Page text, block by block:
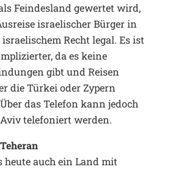
Feindesland gewertet wird,
israelischer Bürger in
Recht legal. Es ist
da es keine
gibt und Reisen
die Türkei oder Zypern
das Telefon kann jedoch
telefoniert werden.
heute auch ein Land mit